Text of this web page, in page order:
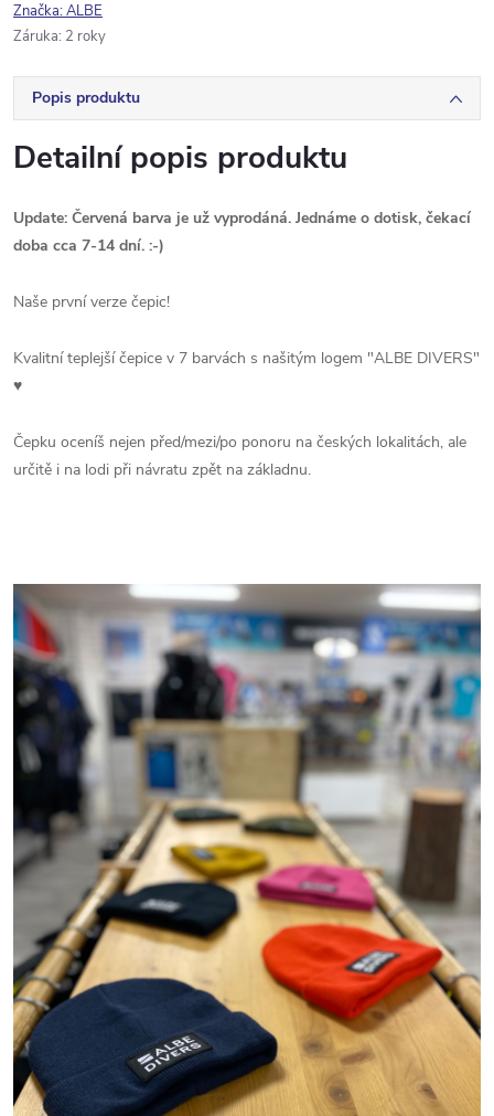
Značka:ALBE
Záruka: 2 roky
Popis produktu
Detailní popis produktu
Update: Červená barva je už vyprodáná. Jednáme o dotisk, čekací
doba cca 7-14 dní. :-)
Naše první verze čepic!
Kvalitní teplejší čepice v 7 barvách s našitým logem "ALBE DIVERS"
♥
Čepku oceníš nejen před/mezi/po ponoru na českých lokalitách, ale
určitě i na lodi při návratu zpět na základnu.